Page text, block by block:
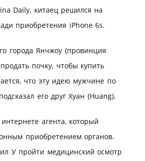
Daily, китаец решился на
приобретения iPhone 6s.
города Янчжоу (провинция
почку, чтобы купить
что эту идею мужчине по
его друг Хуан (Huang).
агента, который
приобретением органов.
У пройти медицинский осмотр